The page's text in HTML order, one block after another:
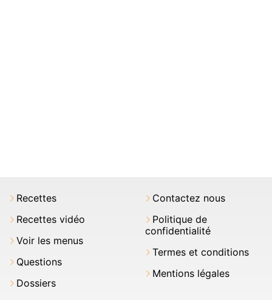
Recettes
Recettes vidéo
Voir les menus
Questions
Dossiers
Contactez nous
Politique de
confidentialité
Termes et conditions
Mentions légales